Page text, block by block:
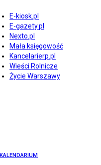
E-kiosk.pl
E-gazety.pl
Nexto.pl
Mała księgowość
Kancelarierp.pl
Wieści Rolnicze
Życie Warszawy
KALENDARIUM